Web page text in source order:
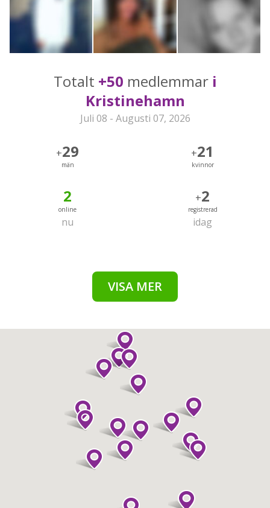
Totalt +50 medlemmar i
Kristinehamn
Juli 08 - Augusti 07, 2026
+29
män
+21
kvinnor
2
online
nu
+2
registrerad
idag
VISA MER